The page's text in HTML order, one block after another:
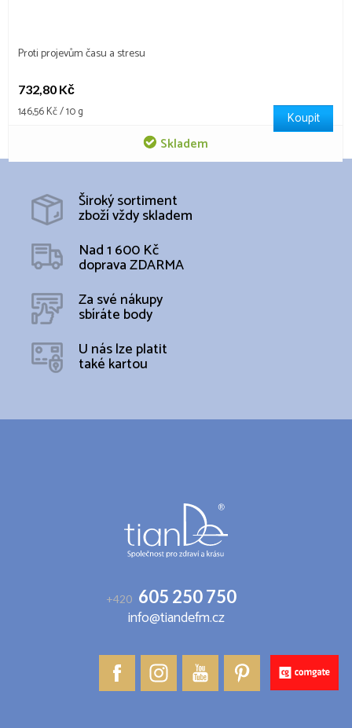
Skladem
732,80 Kč
Měrná
146,56 Kč / 10 g Koupit
Proti projevům času a stresu
Široký sortiment
zboží vždy skladem
Nad 1 600 Kč
doprava ZDARMA
Za své nákupy
sbíráte body
U nás lze platit
také kartou
Z
+420 605 250 750
info@tiandefm.cz